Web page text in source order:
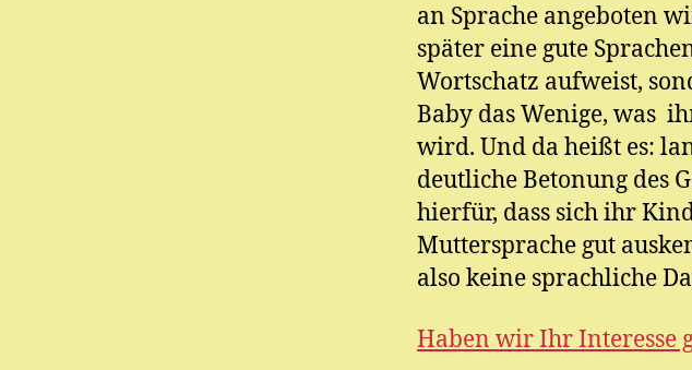
an Sprache angeboten
später eine gute
Wortschatz aufweist,
Baby das Wenige, was
wird. Und da heißt es:
deutliche Betonung des
hierfür, dass sich ihr
Muttersprache gut
also keine sprachliche
Haben wir Ihr Interesse